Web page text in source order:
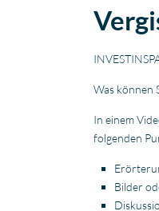
Was können
In einem
folgenden
Bilder